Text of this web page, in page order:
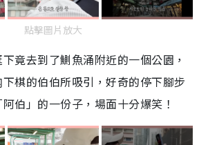
e
點擊圖片放大
竟去到了鰂魚涌附近的一個公園，
棋的伯伯所吸引，好奇的停下腳步
伯」的一份子，場面十分爆笑！